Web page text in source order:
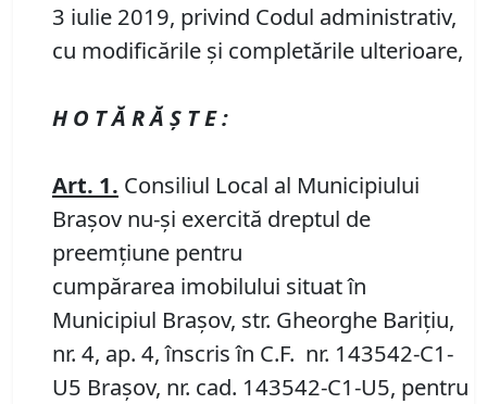
3 iulie 2019, privind Codul administrativ,
cu modificările și completările ulterioare,
H O T Ă R Ă Ş T E :
Art. 1. Consiliul Local al Municipiului
Braşov nu-și exercită dreptul de
preemţiune pentru
cumpărarea imobilului situat în
Municipiul Braşov, str. Gheorghe Bariţiu,
nr. 4, ap. 4, înscris în C.F. nr. 143542-C1-
U5 Brașov, nr. cad. 143542-C1-U5, pentru